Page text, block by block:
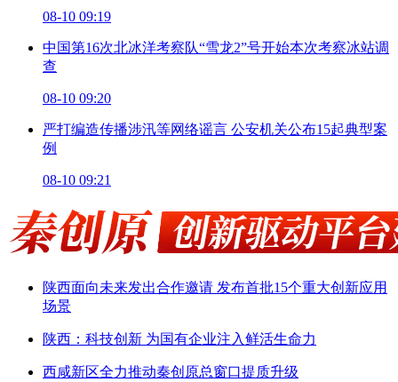
08-10 09:19
中国第16次北冰洋考察队“雪龙2”号开始本次考察冰站调
查
08-10 09:20
严打编造传播涉汛等网络谣言 公安机关公布15起典型案
例
08-10 09:21
陕西面向未来发出合作邀请 发布首批15个重大创新应用
场景
陕西：科技创新 为国有企业注入鲜活生命力
西咸新区全力推动秦创原总窗口提质升级